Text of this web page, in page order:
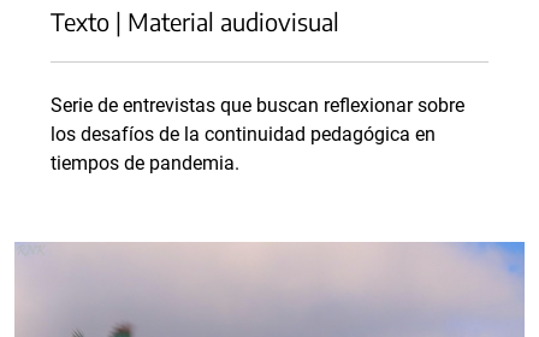
Texto | Material audiovisual
Serie de entrevistas que buscan reflexionar sobre
los desafíos de la continuidad pedagógica en
tiempos de pandemia.